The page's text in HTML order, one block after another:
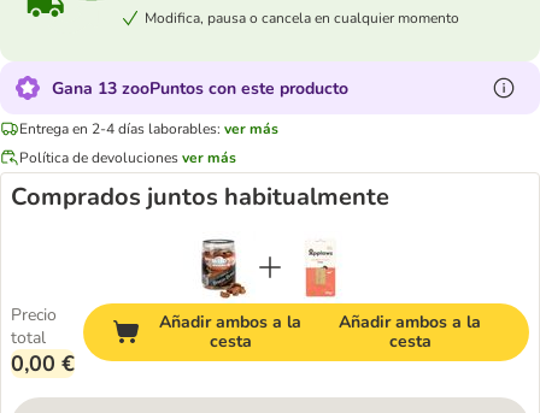
Modifica, pausa o cancela en cualquier momento
Gana 13 zooPuntos con este producto
Entrega en 2-4 días laborables: ver más
Política de devolucionesver más
Comprados juntos habitualmente
Precio
total
0,00 €
Añadir ambos a la
cesta
Añadir ambos a la
cesta